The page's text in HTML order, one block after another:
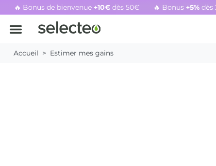
🔥 Bonus de bienvenue +10€dès 50€ 🔥 Bonus +5%dès
Accueil Estimer mes gains